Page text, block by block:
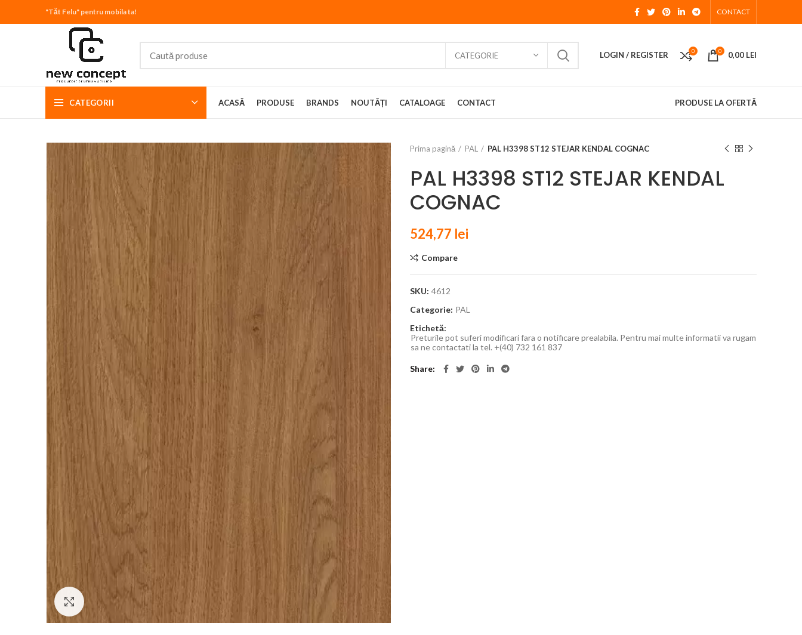
"Tăt Felu" pentru mobila ta! CONTACT
CATEGORIE LOGIN / REGISTER 0 0 0,00 LEI
CATEGORII ACASĂ PRODUSE BRANDS NOUTĂȚI CATALOAGE CONTACT PRODUSE LA OFERTĂ
Click to enlarge
Prima pagină PAL PAL H3398 ST12 STEJAR KENDAL COGNAC
PAL H3398 ST12 STEJAR KENDAL
COGNAC
524,77 lei
Compare
SKU: 4612
Categorie: PAL
Etichetă:
Preturile pot suferi modificari fara o notificare prealabila. Pentru mai multe informatii va rugam
sa ne contactati la tel. +(40) 732 161 837
Share